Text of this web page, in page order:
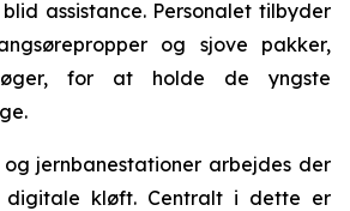
assistance. Personalet tilbyder
og sjove pakker,
for at holde de yngste
jernbanestationer arbejdes der
kløft. Centralt i dette er